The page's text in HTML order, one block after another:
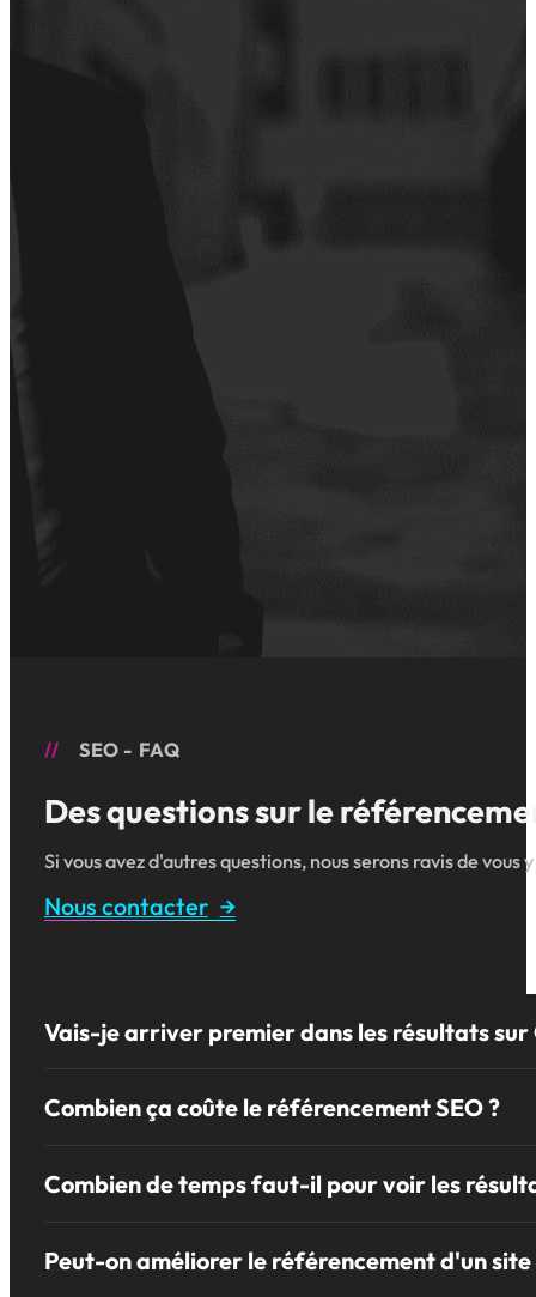
SEO - FAQ
Des questions sur le
Si vous avez d'autres questions, nous serons ravis de
Nous contacter
Vais-je arriver premier dans les résultats sur
Aucune entreprise de SEO sérieuse ne peut vous garantir
Chez Partenaire du Web, nous commençons chaque
Combien ça coûte le référencement SEO ?
Il n’y a pas de règle précise, ça dépend de votre
prévoir un budget plus élevé.
Ça dépend aussi d’où vous partez, si vous êtes
Combien de temps faut-il pour voir les
Selon Google, il faut compter 6 mois pour voir les
Peut-on améliorer le référencement d'un